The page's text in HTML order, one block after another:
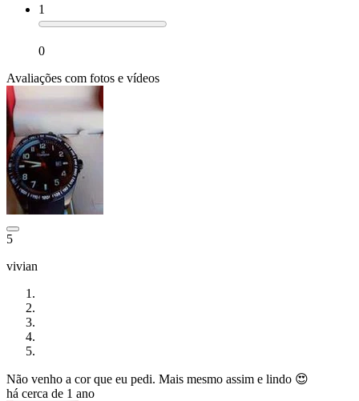
1
0
Avaliações com fotos e vídeos
5
vivian
Não venho a cor que eu pedi. Mais mesmo assim e lindo 😍
há cerca de 1 ano